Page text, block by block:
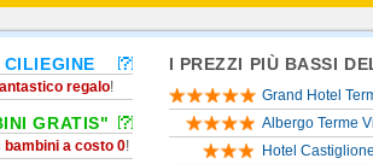
regalo!
GRATIS"
bambini a costo 0!
I PREZZI PIÙ BASSI
Grand Hotel
Albergo Terme
Hotel